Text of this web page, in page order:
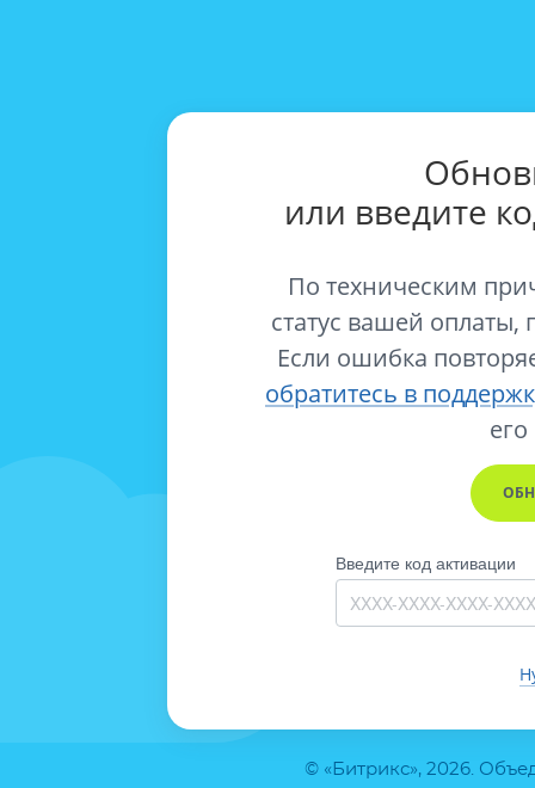
© «Битрикс», 2026.
или введите
По техническим
статус вашей оплаты,
Если ошибка
обратитесь в
его
Введите код активации